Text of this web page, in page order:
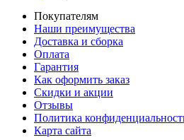
Покупателям
Наши преимущества
Доставка и сборка
Оплата
Гарантия
Как оформить заказ
Скидки и акции
Отзывы
Политика
Карта сайта